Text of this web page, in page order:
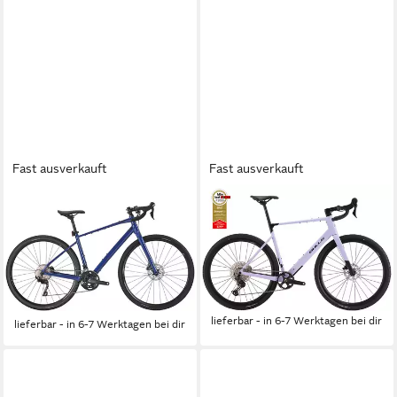
Fast ausverkauft
Gravelbike Bulls Grinder 2 lila
2025, 20 Gang Shimano GRX
RD-RX400, Kettenschaltung
942,00 € UVP1.499,00 €
-37%
lieferbar - in 6-7 Werktagen bei dir
Fast ausverkauft
BULLS
Gravelbike Bulls Machete RX
1 lila 2026, 12 Gang
SHIMANO GRX RD-RX822,
Kettenschaltung
2.119,00 €
lieferbar - in 6-7 Werktagen bei dir